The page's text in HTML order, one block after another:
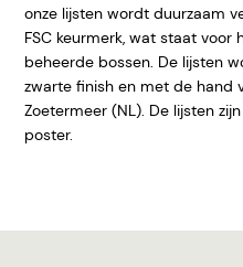
onze lijsten wordt duurzaam
FSC keurmerk, wat staat
beheerde bossen. De lijsten
zwarte finish en met de hand
Zoetermeer (NL). De lijsten
poster.